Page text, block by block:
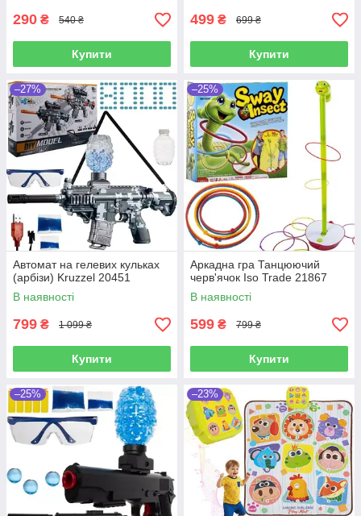
290 ₴ 540 ₴
Купити
499 ₴ 699 ₴
Купити
–27%
Автомат на гелевих кульках
(арбізи) Kruzzel 20451
В наявності
799 ₴ 1 099 ₴
Купити
–25%
Аркадна гра Танцюючий
черв'ячок Iso Trade 21867
В наявності
599 ₴ 799 ₴
Купити
–25% –23%